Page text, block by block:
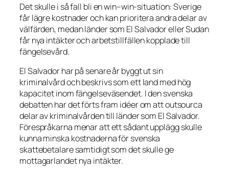
Det skulle i så fall bli en win–win-situation: Sverige
får lägre kostnader och kan prioritera andra delar av
välfärden, medan länder som El Salvador eller Sudan
får nya intäkter och arbetstillfällen kopplade till
fängelsevård.
El Salvador har på senare år byggt ut sin
kriminalvård och beskrivs som ett land med hög
kapacitet inom fängelseväsendet. I den svenska
debatten har det förts fram idéer om att outsourca
delar av kriminalvården till länder som El Salvador.
Förespråkarna menar att ett sådant upplägg skulle
kunna minska kostnaderna för svenska
skattebetalare samtidigt som det skulle ge
mottagarlandet nya intäkter.